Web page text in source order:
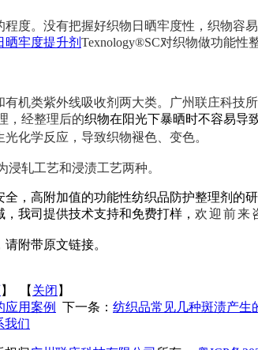
程度。 没有把握好织物日晒牢度性，织物容
晒牢度提升剂 Texnology®SC对织物做功能性
机类紫外线吸收剂两大类。广州联庄科技
，经整理后的织物在阳光下暴晒时不容易导
光化学反应，导致织物褪色、变色。
浸轧工艺和浸渍工艺两种。
，高附加值的功能性纺织品防护整理剂
我司提供技术支持和免费打样， 欢迎前来
附带原文链接。
】 【 关闭 】
应用案例 下一条： 纺织品常见几种斑渍产生
我们